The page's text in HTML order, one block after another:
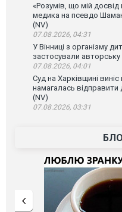
«Розумів, що мій досвід
медика на псевдо
(NV)
07.08.2026, 04:31
У Вінниці з організму
застосували
07.08.2026, 04:01
Суд на Харківщині
намагалась
(NV)
07.08.2026, 03:31